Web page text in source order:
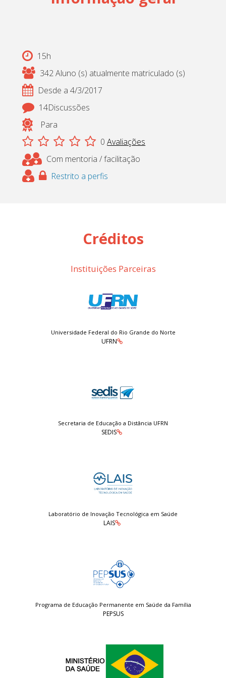
15h
342 Aluno (s) atualmente matriculado (s)
Desde a 4/3/2017
14Discussões
Para
0 Avaliações
Com mentoria / facilitação
Restrito a perfis
Créditos
Instituições Parceiras
Universidade Federal do Rio Grande do Norte
UFRN
Secretaria de Educação a Distância UFRN
SEDIS
Laboratório de Inovação Tecnológica em Saúde
LAIS
Programa de Educação Permanente em Saúde da Família
PEPSUS